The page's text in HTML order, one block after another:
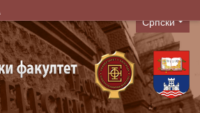
Language
Српски